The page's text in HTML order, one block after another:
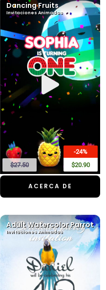
Dancing Fruits
Invitaciones Animadas
-24%
$20.90
$27.50
ACERCA DE
Adult Watercolor Parrot
Invitaciones Animadas